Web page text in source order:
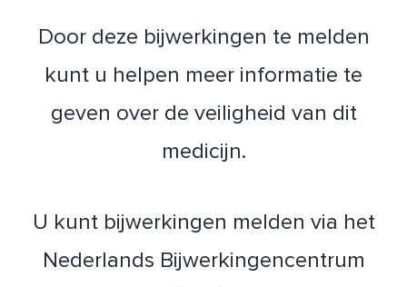
Door deze bijwerkingen te melden
kunt u helpen meer informatie te
geven over de veiligheid van dit
medicijn.
U kunt bijwerkingen melden via het
Nederlands Bijwerkingencentrum